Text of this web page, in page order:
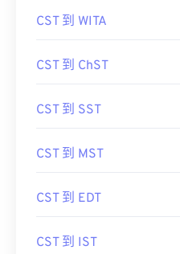
CST 到 WITA
CST 到 ChST
CST 到 SST
CST 到 MST
CST 到 EDT
CST 到 IST